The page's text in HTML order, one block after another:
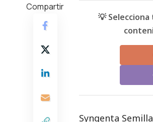
Compartir
💡
Syngenta